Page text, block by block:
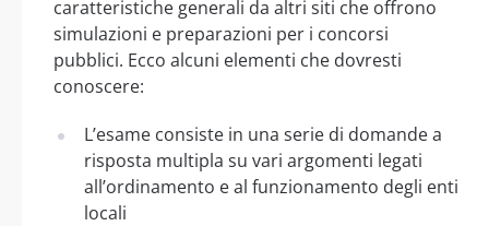
caratteristiche generali da altri siti che offrono
simulazioni e preparazioni per i concorsi
pubblici. Ecco alcuni elementi che dovresti
conoscere:
L’esame consiste in una serie di domande a
risposta multipla su vari argomenti legati
all’ordinamento e al funzionamento degli enti
locali